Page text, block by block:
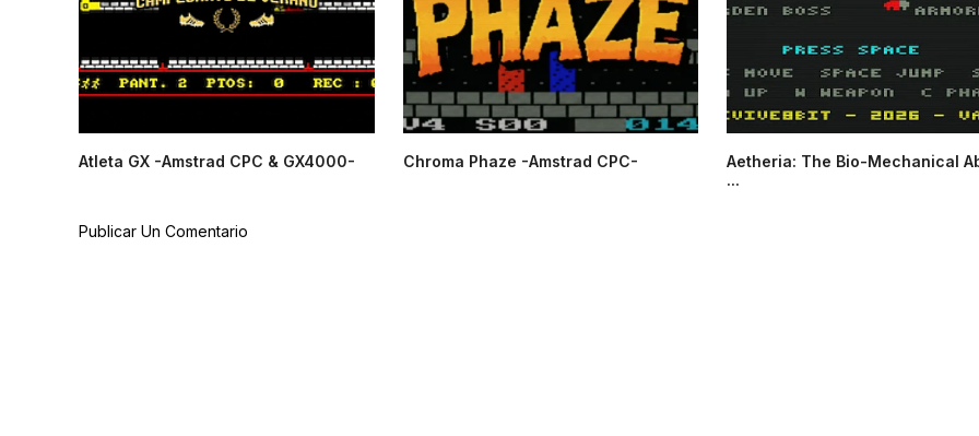
Atleta GX -Amstrad CPC & GX4000- Chroma Phaze -Amstrad CPC-
Aetheria: The Bio-Mechanical
...
Publicar Un Comentario